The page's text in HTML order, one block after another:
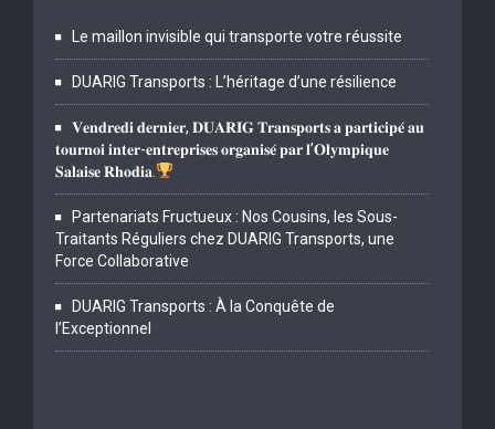
Le maillon invisible qui transporte votre réussite
DUARIG Transports : L’héritage d’une résilience
𝐕𝐞𝐧𝐝𝐫𝐞𝐝𝐢 𝐝𝐞𝐫𝐧𝐢𝐞𝐫, 𝐃𝐔𝐀𝐑𝐈𝐆 𝐓𝐫𝐚𝐧𝐬𝐩𝐨𝐫𝐭𝐬 𝐚 𝐩𝐚𝐫𝐭𝐢𝐜𝐢𝐩𝐞́ 𝐚𝐮
𝐭𝐨𝐮𝐫𝐧𝐨𝐢 𝐢𝐧𝐭𝐞𝐫-𝐞𝐧𝐭𝐫𝐞𝐩𝐫𝐢𝐬𝐞𝐬 𝐨𝐫𝐠𝐚𝐧𝐢𝐬𝐞́ 𝐩𝐚𝐫 𝐥’𝐎𝐥𝐲𝐦𝐩𝐢𝐪𝐮𝐞
𝐒𝐚𝐥𝐚𝐢𝐬𝐞 𝐑𝐡𝐨𝐝𝐢𝐚.
Partenariats Fructueux : Nos Cousins, les Sous-
Traitants Réguliers chez DUARIG Transports, une
Force Collaborative
DUARIG Transports : À la Conquête de
l’Exceptionnel